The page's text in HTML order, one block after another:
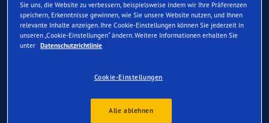
Vorteile von
Sie uns, die Website zu verbessern, beispielsweise indem wir Ihre Präferenzen
speichern, Erkenntnisse gewinnen, wie Sie unsere Website nutzen, und Ihnen
relevante Inhalte anzeigen. Ihre Cookie-Einstellungen können Sie jederzeit in
unseren „Cookie-Einstellungen“ ändern. Weitere Informationen erhalten Sie
unter Datenschutzrichtlinie
Cookie-Einstellungen
Alle ablehnen